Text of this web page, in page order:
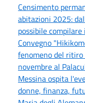
Censimento
abitazioni 2025:
possibile
Convegno
fenomeno del
novembre al
Messina ospita
donne, finanza,